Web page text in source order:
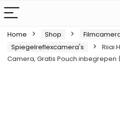
Home Shop
Spiegelreflexcamera's
Riiai
Camera, Gratis Pouch inbegrepen